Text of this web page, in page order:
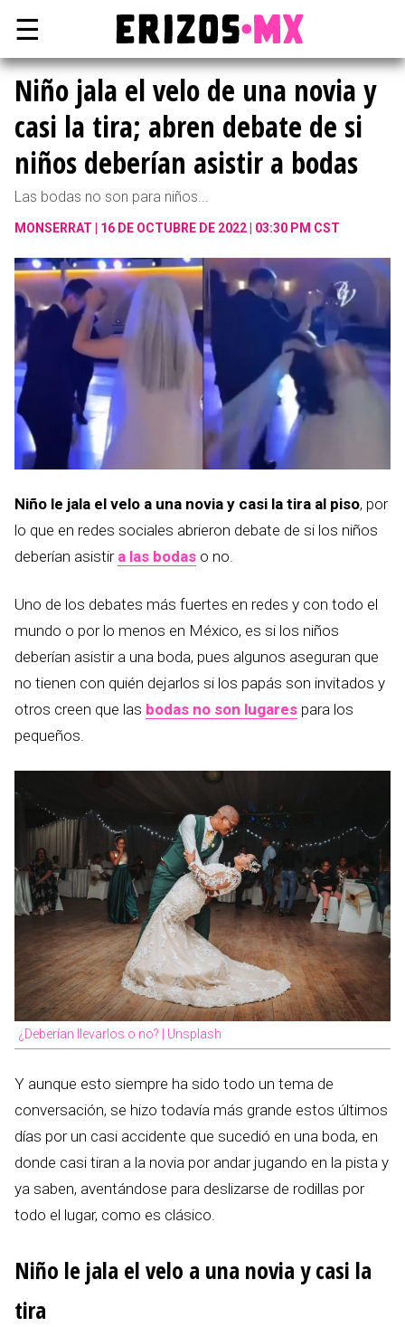
☰
Niño jala el velo de una novia y
casi la tira; abren debate de si
niños deberían asistir a bodas
Las bodas no son para niños...
MONSERRAT 16 DE OCTUBRE DE 2022 | 03:30 PM CST
Niño le jala el velo a una novia y casi la tira al piso, por
lo que en redes sociales abrieron debate de si los niños
deberían asistir a las bodas o no.
Uno de los debates más fuertes en redes y con todo el
mundo o por lo menos en México, es si los niños
deberían asistir a una boda, pues algunos aseguran que
no tienen con quién dejarlos si los papás son invitados y
otros creen que las bodas no son lugares para los
pequeños.
¿Deberían llevarlos o no? | Unsplash
Y aunque esto siempre ha sido todo un tema de
conversación, se hizo todavía más grande estos últimos
días por un casi accidente que sucedió en una boda, en
donde casi tiran a la novia por andar jugando en la pista y
ya saben, aventándose para deslizarse de rodillas por
todo el lugar, como es clásico.
Niño le jala el velo a una novia y casi la
tira